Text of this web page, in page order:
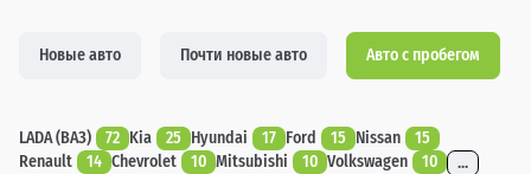
Новые авто Почти новые авто Авто с пробегом
LADA (ВАЗ) 72 Kia 25 Hyundai 17 Ford 15 Nissan
15
Renault
14 Chevrolet 10 Mitsubishi 10 Volkswagen 10 ...